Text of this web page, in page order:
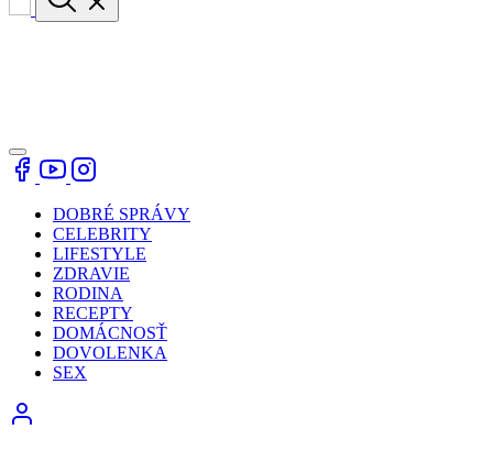
DOBRÉ SPRÁVY
CELEBRITY
LIFESTYLE
ZDRAVIE
RODINA
RECEPTY
DOMÁCNOSŤ
DOVOLENKA
SEX